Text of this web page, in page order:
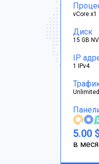
vCore x1
Диск
15 GB
IP
1 IPv4
Unlimited
5.00
в